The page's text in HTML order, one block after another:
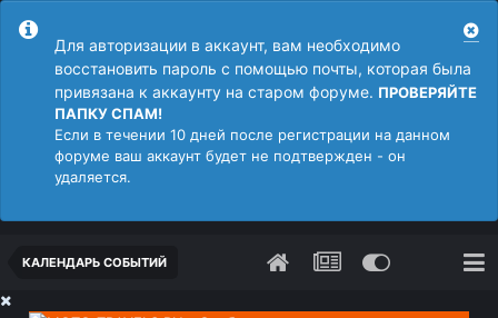
Для авторизации в аккаунт, вам необходимо
восстановить пароль с помощью почты, которая была
привязана к аккаунту на старом форуме. ПРОВЕРЯЙТЕ
ПАПКУ СПАМ!
Если в течении 10 дней после регистрации на данном
форуме ваш аккаунт будет не подтвержден - он
удаляется.
КАЛЕНДАРЬ СОБЫТИЙ